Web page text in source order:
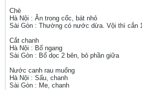
Chè
Hà Nội : Ăn trong cốc, bát nhỏ
Sài Gòn : Thường có nước dừa. Vội thì cắn
Cắt chanh
Hà Nội : Bổ ngang
Sài Gòn : Bổ dọc 2 bên, bỏ phần giữa
Nước canh rau muống
Hà Nội : Sấu, chanh
Sài Gòn : Me, chanh